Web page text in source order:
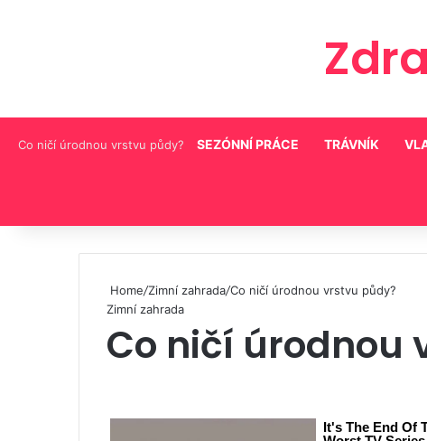
Co ničí úrodnou vrstvu půdy? SEZÓNNÍ PRÁCE TRÁVNÍK
Home/Zimní zahrada/Co ničí úrodnou vrstvu půdy?
Zimní zahrada
Co ničí úrodnou